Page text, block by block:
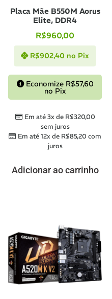
Placa Mãe B550M Aorus
Elite, DDR4
R$960,00
Em até 3x de R$320,00
sem juros
Em até 12x de R$85,20 com
juros
R$902,40 no Pix
Economize R$57,60
no Pix
Adicionar ao carrinho